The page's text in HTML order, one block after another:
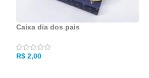
Caixa dia dos pais
R$ 2,00